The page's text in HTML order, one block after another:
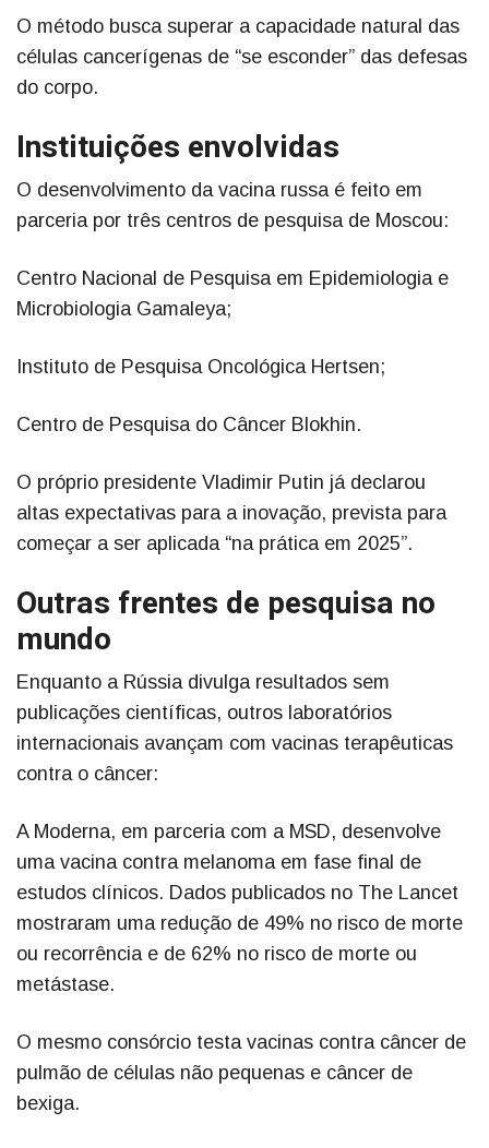
O método busca superar a capacidade natural das
células cancerígenas de “se esconder” das defesas
do corpo.
Instituições envolvidas
O desenvolvimento da vacina russa é feito em
parceria por três centros de pesquisa de Moscou:
Centro Nacional de Pesquisa em Epidemiologia e
Microbiologia Gamaleya;
Instituto de Pesquisa Oncológica Hertsen;
Centro de Pesquisa do Câncer Blokhin.
O próprio presidente Vladimir Putin já declarou
altas expectativas para a inovação, prevista para
começar a ser aplicada “na prática em 2025”.
Outras frentes de pesquisa no
mundo
Enquanto a Rússia divulga resultados sem
publicações científicas, outros laboratórios
internacionais avançam com vacinas terapêuticas
contra o câncer:
A Moderna, em parceria com a MSD, desenvolve
uma vacina contra melanoma em fase final de
estudos clínicos. Dados publicados no The Lancet
mostraram uma redução de 49% no risco de morte
ou recorrência e de 62% no risco de morte ou
metástase.
O mesmo consórcio testa vacinas contra câncer de
pulmão de células não pequenas e câncer de
bexiga.